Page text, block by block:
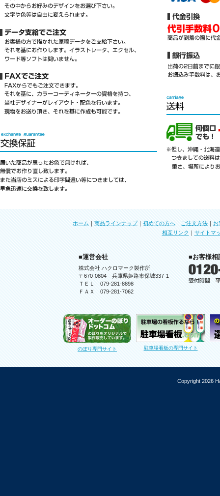
ホーム ｜ 商品ラインナップ｜ 初めての方へ ｜ ご注文方法 ｜ お
相互リンク ｜ サイトマ
■運営会社
株式会社 ハクロマーク製作所
〒670-0804 兵庫県姫路市保城337-1
ＴＥＬ 079-281-8898
ＦＡＸ 079-281-7062
■お客様相
のぼり専門サイト 駐車場看板の専門サイト
Copyright 2026